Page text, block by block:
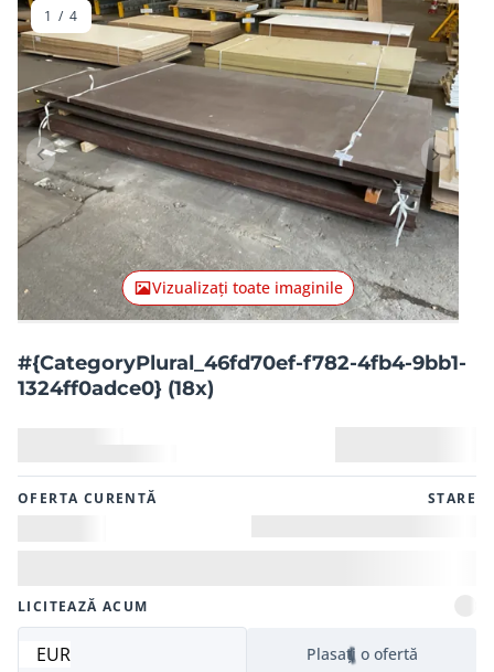
Articolul anterior
Vizualizați toate imaginile
1 / 4
#{CategoryPlural_46fd70ef-f782-4fb4-9bb1-
1324ff0adce0} (18x)
OFERTA CURENTĂ STARE
LICITEAZĂ ACUM
EUR Plasați o ofertă